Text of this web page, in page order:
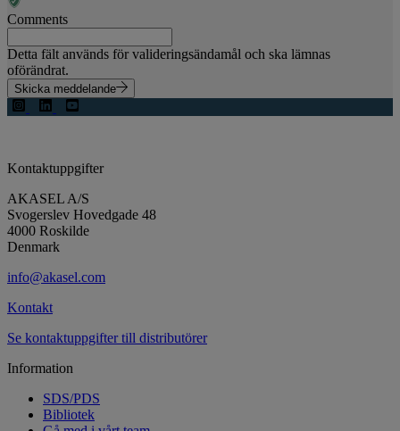
Comments
Detta fält används för valideringsändamål och ska lämnas
oförändrat.
Skicka meddelande
Kontaktuppgifter
AKASEL A/S
Svogerslev Hovedgade 48
4000 Roskilde
Denmark
info@akasel.com
Kontakt
Se kontaktuppgifter till distributörer
Information
SDS/PDS
Bibliotek